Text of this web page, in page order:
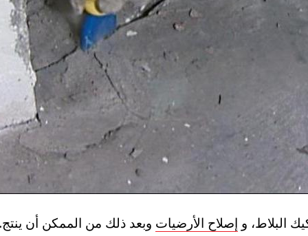
البلاط، و إصلاح الأرضيات وبعد ذلك من الممكن أن ينتج.